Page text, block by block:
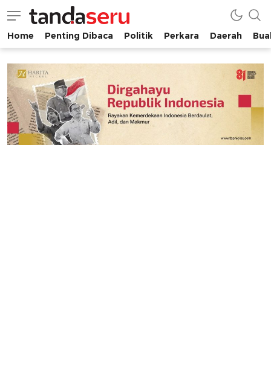
tandaseru.com | Penting Dibaca
tandaseru.com
Home Penting Dibaca Politik Perkara Daerah